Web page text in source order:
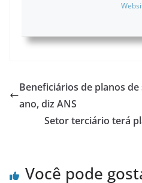
Beneficiários de planos de
ano, diz ANS
Setor terciário terá
Você pode